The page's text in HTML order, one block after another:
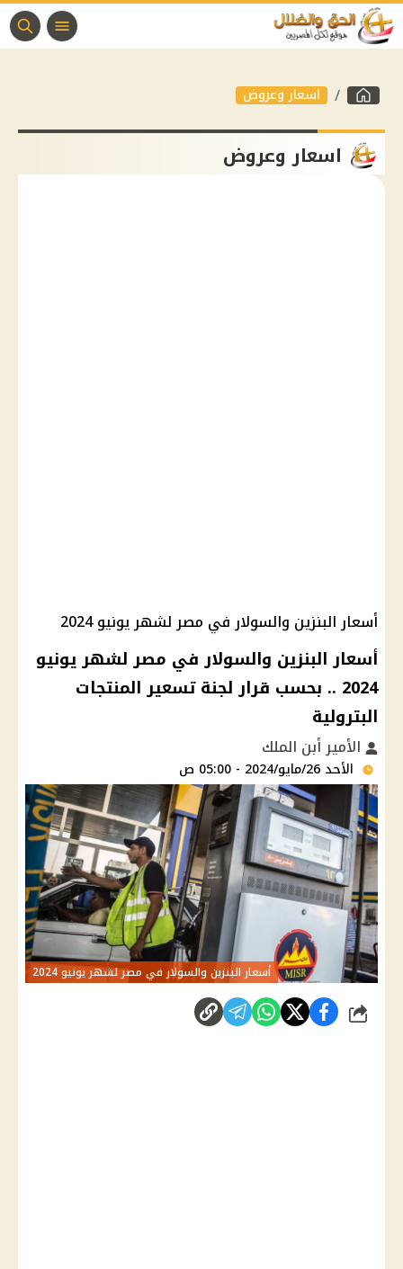
اسعار وعروض
اسعار وعروض
أسعار البنزين والسولار في مصر لشهر يونيو 2024
أسعار البنزين والسولار في مصر لشهر يونيو
2024 .. بحسب قرار لجنة تسعير المنتجات
البترولية
الأمير أبن الملك
الأحد 26/مايو/2024 - 05:00 ص
أسعار البنزين والسولار في مصر لشهر يونيو 2024
شارك